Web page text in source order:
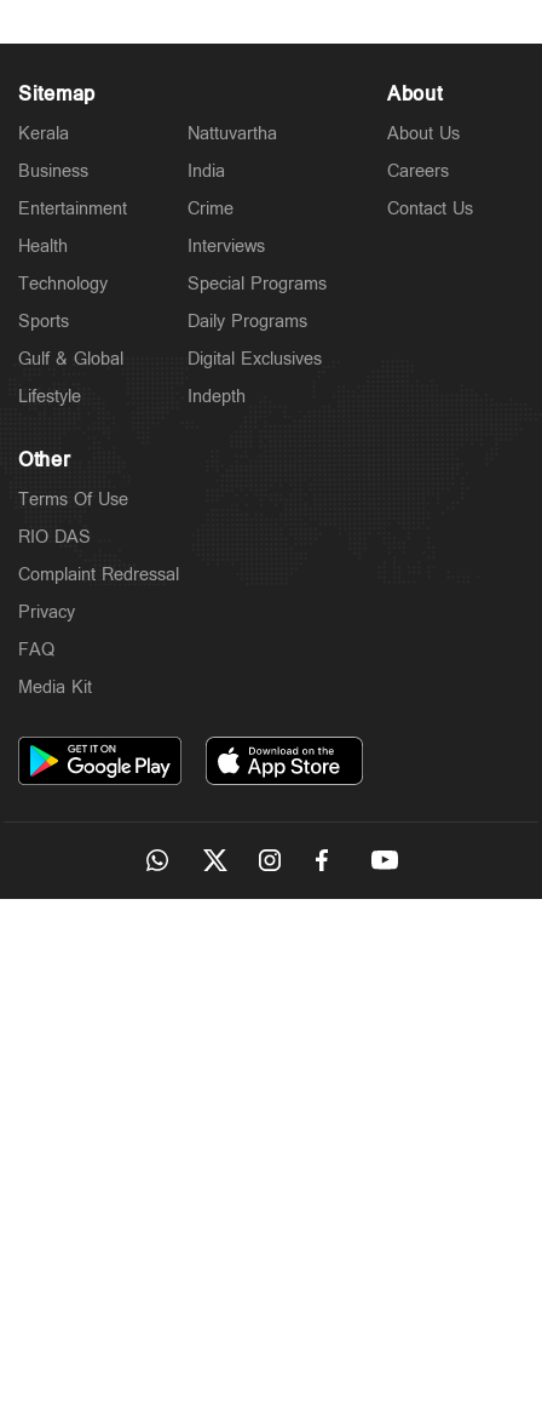
Sitemap
Kerala
Business
Entertainment
Health
Technology
Sports
Gulf & Global
Lifestyle
Nattuvartha
India
Crime
Interviews
Special Programs
Daily Programs
Digital Exclusives
Indepth
About
About Us
Careers
Contact Us
Other
Terms Of Use
RIO DAS
Complaint Redressal
Privacy
FAQ
Media Kit